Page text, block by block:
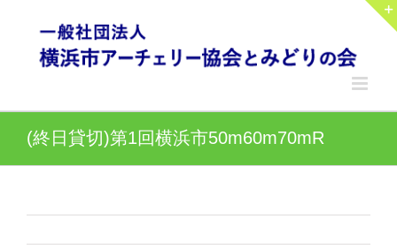
content
(終日貸切)第1回横浜市50m60m70mR